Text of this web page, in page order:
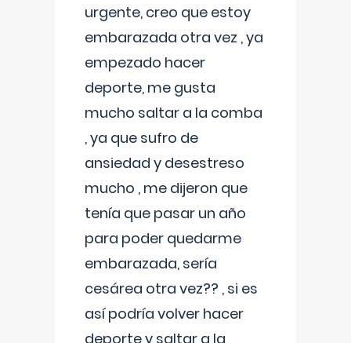
urgente, creo que estoy
embarazada otra vez , ya
empezado hacer
deporte, me gusta
mucho saltar a la comba
, ya que sufro de
ansiedad y desestreso
mucho , me dijeron que
tenía que pasar un año
para poder quedarme
embarazada, sería
cesárea otra vez?? , si es
así podría volver hacer
deporte y saltar a la